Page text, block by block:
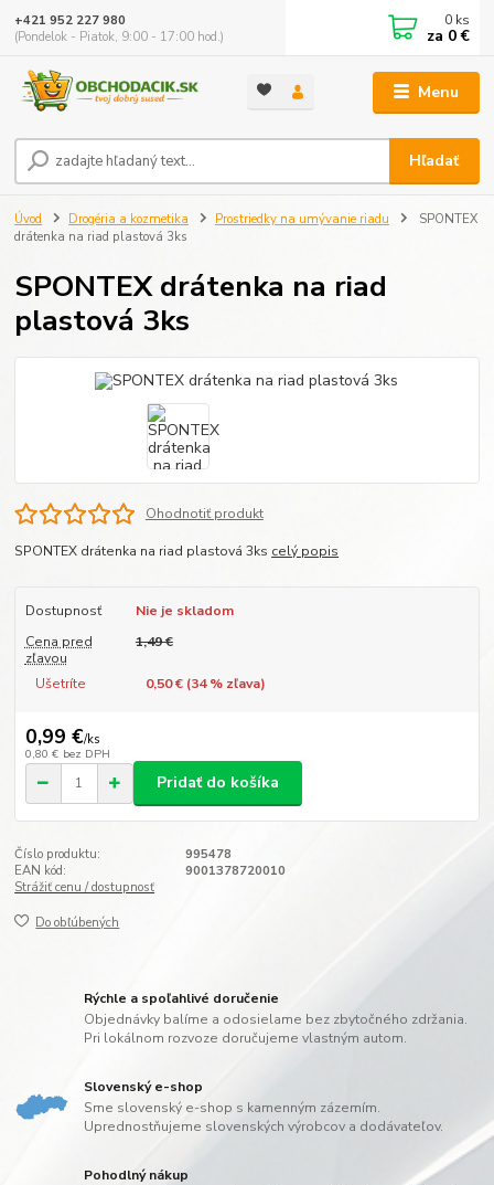
Menu
Hľadať
+421 952 227 980
(Pondelok - Piatok, 9:00 - 17:00 hod.)
0 ks
za 0 €
Úvod Drogéria a kozmetika Prostriedky na umývanie riadu
SPONTEX
drátenka na riad plastová 3ks
SPONTEX drátenka na riad
plastová 3ks
Ohodnotiť produkt
SPONTEX drátenka na riad plastová 3ks celý popis
Dostupnosť
Nie je skladom
Cena pred
zľavou
1,49 €
Ušetríte 0,50 € (34% zľava)
0,99 €/ks
0,80 € bez DPH
Pridať do košíka
Číslo produktu:
995478
EAN kód:
9001378720010
Strážiť cenu / dostupnosť
Do obľúbených
Rýchle a spoľahlivé doručenie
Objednávky balíme a odosielame bez zbytočného zdržania.
Pri lokálnom rozvoze doručujeme vlastným autom.
Slovenský e-shop
Sme slovenský e-shop s kamenným zázemím.
Uprednostňujeme slovenských výrobcov a dodávateľov.
Pohodlný nákup